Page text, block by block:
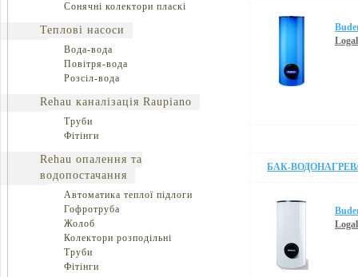
Сонячні колектори пласкі
Теплові насоси
Вода-вода
Повітря-вода
Розсіл-вода
Rehau каналізація Raupiano
Труби
Фітінги
Rehau опалення та
водопостачання
Автоматика теплої підлоги
Гофротруба
Жолоб
Колектори розподільні
Труби
Фітінги
БАК-